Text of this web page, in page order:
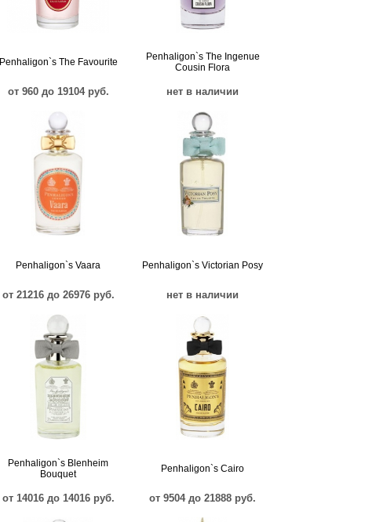
Penhaligon`s The Favourite
от 960 до 19104 руб.
Penhaligon`s The Ingenue
Cousin Flora
нет в наличии
Penhaligon`s Vaara
от 21216 до 26976 руб.
Penhaligon`s Victorian Posy
нет в наличии
Penhaligon`s Blenheim
Bouquet
от 14016 до 14016 руб.
Penhaligon`s Cairo
от 9504 до 21888 руб.